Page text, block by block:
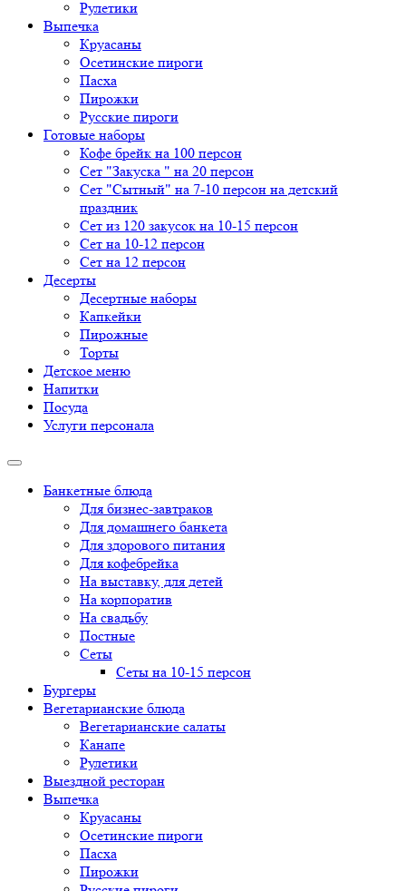
Рулетики
Выпечка
Круасаны
Осетинские пироги
Пасха
Пирожки
Русские пироги
Готовые наборы
Кофе брейк на 100 персон
Сет "Закуска " на 20 персон
Сет "Сытный" на 7-10 персон на детский
праздник
Сет из 120 закусок на 10-15 персон
Сет на 10-12 персон
Сет на 12 персон
Десерты
Десертные наборы
Капкейки
Пирожные
Торты
Детское меню
Напитки
Посуда
Услуги персонала
Банкетные блюда
Для бизнес-завтраков
Для домашнего банкета
Для здорового питания
Для кофебрейка
На выставку, для детей
На корпоратив
На свадьбу
Постные
Сеты
Сеты на 10-15 персон
Бургеры
Вегетарианские блюда
Вегетарианские салаты
Канапе
Рулетики
Выездной ресторан
Выпечка
Круасаны
Осетинские пироги
Пасха
Пирожки